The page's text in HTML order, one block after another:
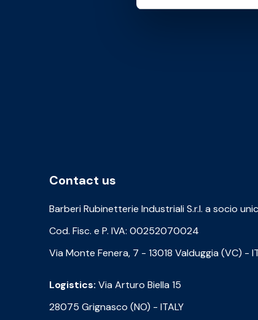
Contact us
Barberi Rubinetterie Industriali S.r.l. a socio
Cod. Fisc. e P. IVA: 00252070024
Via Monte Fenera, 7 - 13018 Valduggia (VC) -
Logistics: Via Arturo Biella 15
28075 Grignasco (NO) - ITALY